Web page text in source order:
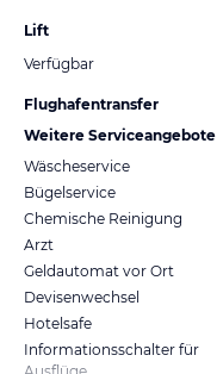
Lift
Verfügbar
Flughafentransfer
Weitere Serviceangebote
Wäscheservice
Bügelservice
Chemische Reinigung
Arzt
Geldautomat vor Ort
Devisenwechsel
Hotelsafe
Informationsschalter für